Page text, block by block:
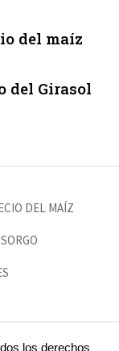
del maíz
del Girasol
DEL MAÍZ
SORGO
los derechos